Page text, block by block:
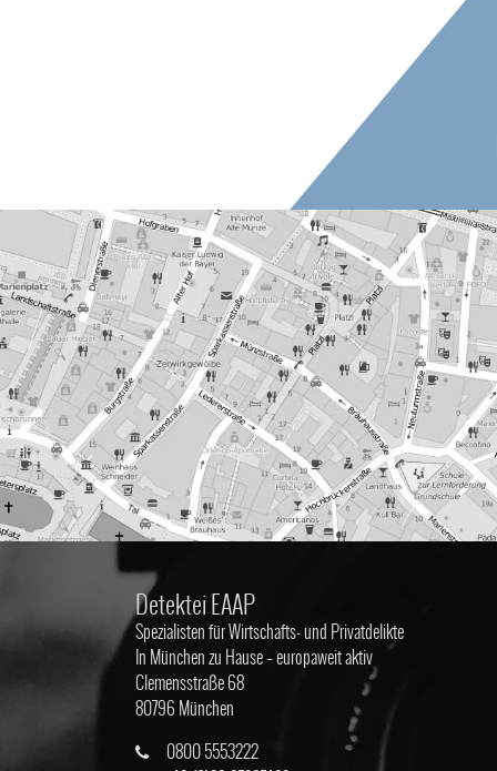
Detektei EAAP
Spezialisten für Wirtschafts- und Privatdelikte
In München zu Hause – europaweit aktiv
Clemensstraße 68
80796 München
0800 5553222